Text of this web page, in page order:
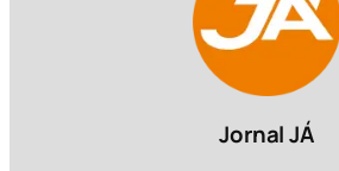
Jornal JÁ